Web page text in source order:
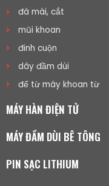
đá mài, cắt
mũi khoan
đinh cuộn
dây đầm dùi
đế từ máy khoan từ
MÁY HÀN ĐIỆN TỬ
MÁY ĐẦM DÙI BÊ TÔNG
PIN SẠC LITHIUM